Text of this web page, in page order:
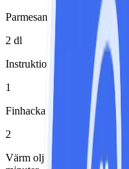
Parmesanost
2 dl
Instruktioner
1
Finhacka lök och tärna
2
Värm olja i en stor gryta